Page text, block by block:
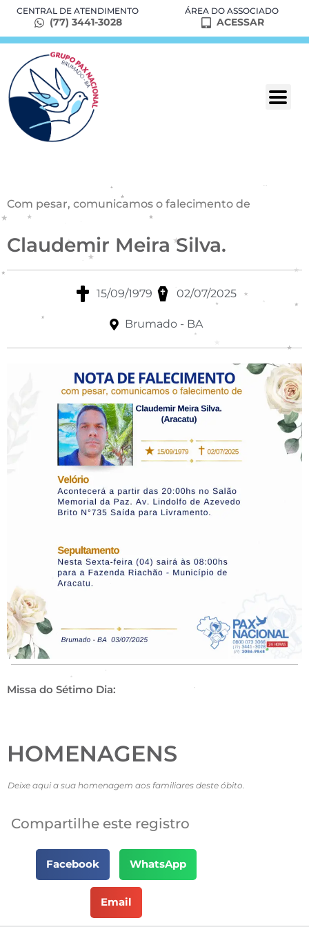
CENTRAL DE ATENDIMENTO
(77) 3441-3028
ÁREA DO ASSOCIADO
ACESSAR
Com pesar, comunicamos o falecimento de
Claudemir Meira Silva.
15/09/1979 02/07/2025
Brumado - BA
Missa do Sétimo Dia:
HOMENAGENS
Deixe aqui a sua homenagem aos familiares deste óbito.
Compartilhe este registro
Facebook WhatsApp
Email